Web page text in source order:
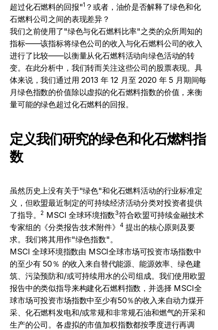
超过化石燃料的回报"1 ？或者，油价是否解释了绿色和化
石燃料公司之间的表现差异？
我们之前使用了"绿色与化石燃料比率"之类的众所周知的
指标——该指标将绿色公司的收入与化石燃料公司的收入
进行了比较——以衡量从化石燃料活动向绿色活动的转
变。在此分析中，我们转而关注这些公司的股票表现。具
体来说，我们通过用 2013 年 12 月至 2020 年 5 月期间每
月绿色指数的价值除以虚拟的化石燃料指数的价值，来衡
量可能的绿色超过化石燃料的回报。
定义我们研究的绿色和化石燃料指
数
虽然历史上没有关于"绿色"和化石燃料活动的行业标准定
义，但欧盟最近制定的可持续经济活动分类对投资者提供
了指导。
2 MSCI 全球环境指数3符合欧盟可持续金融技术
专家组的《分类报告:技术附件》 4提出的核心原则及要
求。我们将其用作"绿色指数"。
MSCI 全球环境指数由 MSCI全球市场可投资市场指数中
的至少有 50％ 的收入来自替代能源、能源效率、绿色建
筑、污染预防和/或可持续用水的公司组成。我们使用欧盟
报告中的类似指导来构建化石燃料指数，并选择 MSCI全
球市场可投资市场指数中至少有50％的收入来自动力煤开
采、化石燃料发电和/或常规和非常规石油和燃气的开采和
生产的公司。各虚拟的市值加权指数都按季度进行再调